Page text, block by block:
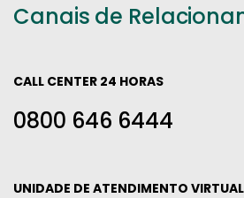
Canais de
CALL CENTER 24 HORAS
0800 646 6444
UNIDADE DE ATENDIMENTO VIRTUAL